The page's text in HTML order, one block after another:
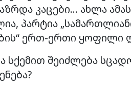
კაცები… ახლა
პარტია
ერთ-ერთი ყოფილი
სქემით შეიძლება